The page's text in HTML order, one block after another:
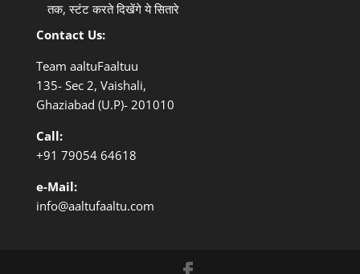
तक, स्टंट करते दिखेंगे ये सितारे
Contact Us:
Team aaltuFaaltuu
135- Sec 2, Vaishali,
Ghaziabad (U.P)- 201010
Call:
+91 79054 64618
e-Mail:
info@aaltufaaltu.com